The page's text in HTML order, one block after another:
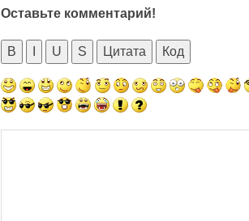
Оставьте комментарий!
B U S Цитата Код